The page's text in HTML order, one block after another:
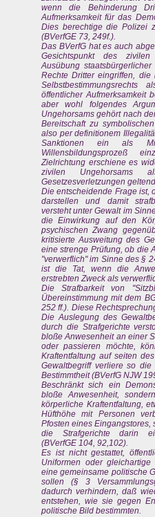
wenn die Behinderung
Aufmerksamkeit für das
Dies berechtige die Polizei
(BVerfGE 73, 249f.).
Das BVerfG hat es auch
Gesichtspunkt des
Ausübung
Rechte Dritter eingriffen, die
Selbstbestimmungsrechts
öffentlicher Aufmerksamkeit
aber wohl folgendes
Ungehorsams gehört nach
Bereitschaft zu
also per definitionem
Sanktionen ein als
Willensbildungsprozeß
Zielrichtung erschiene es
zivilen Ungehorsams
Gesetzesverletzungen
Die entscheidende Frage ist,
darstellen und damit
versteht unter Gewalt im
die Einwirkung auf den
psychischen Zwang
kritisierte Ausweitung des
eine strenge Prüfung, ob die
"verwerflich" im Sinne des §
ist die Tat, wenn die
erstrebten Zweck als
Die Strafbarkeit von
Übereinstimmung mit dem
252 ff.). Diese
Die Auslegung des
durch die Strafgerichte
bloße Anwesenheit an einer
oder passieren möchte,
Kraftentfaltung auf seiten
Gewaltbegriff verliere so
Bestimmtheit (BVerfG NJW
Beschränkt sich ein
bloße Anwesenheit,
körperliche Kraftentfaltung,
Hüfthöhe mit Personen
Pfosten eines Eingangstores,
die Strafgerichte darin
(BVerfGE 104, 92,102).
Es ist nicht gestattet,
Uniformen oder
eine gemeinsame politische
sollen (§ 3
dadurch verhindern, daß
entstehen, wie sie gegen
politische Bild bestimmten.